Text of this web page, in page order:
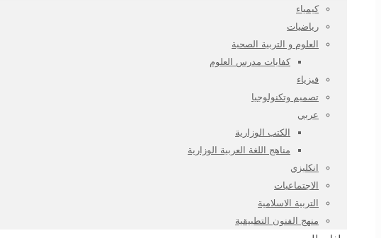
كيمياء
رياضيات
العلوم و التربية الصحية
كفايات مدرس العلوم
فيزياء
تصميم وتكنولوجيا
عربي
الكتب الوزارية
مناهج اللغة العربية الوزارية
انكليزي
الاجتماعيات
التربية الاسلامية
منهج الفنون التطبيقية